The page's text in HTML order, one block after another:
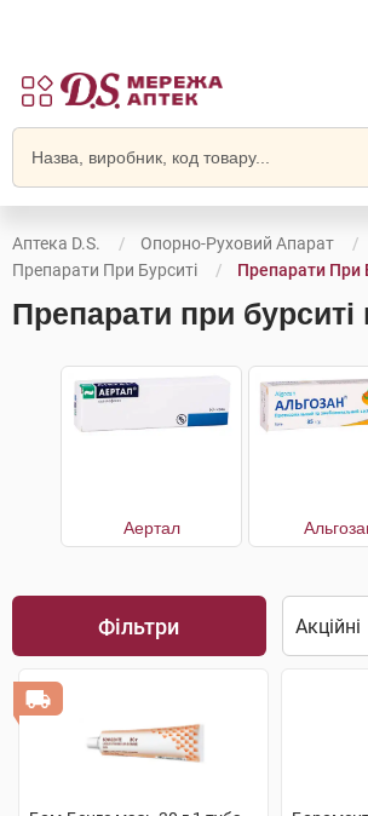
Аптека D.S.
Опорно-Руховий Апарат
Препарати При Бурситі
Препарати При
Препарати при бурситі
Аертал
Фільтри